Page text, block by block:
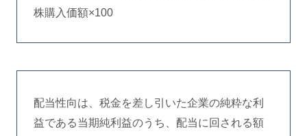
株購入価額×100
配当性向は、税金を差し引いた企業の純粋な利
益である当期純利益のうち、配当に回される額